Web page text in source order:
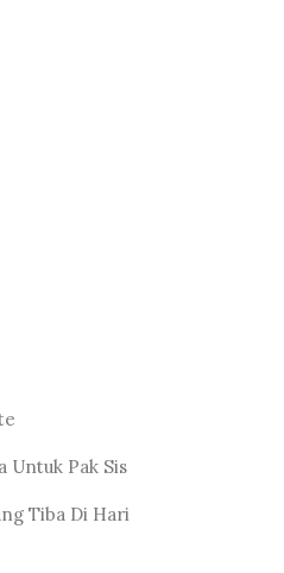
Untuk Pak Sis
Tiba Di Hari